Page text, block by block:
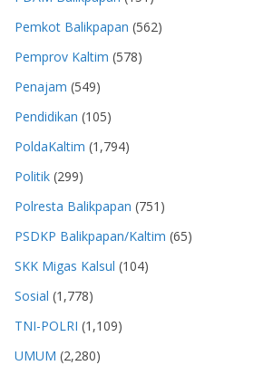
Pemkot Balikpapan (562)
Pemprov Kaltim (578)
Penajam (549)
Pendidikan (105)
PoldaKaltim (1,794)
Politik (299)
Polresta Balikpapan (751)
PSDKP Balikpapan/Kaltim (65)
SKK Migas Kalsul (104)
Sosial (1,778)
TNI-POLRI (1,109)
UMUM (2,280)